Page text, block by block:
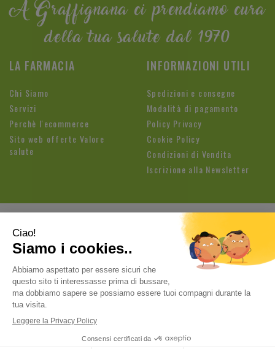
A Graffignana ci prendiamo cura
della tua salute dal 1970
LA FARMACIA
Chi Siamo
Servizi
Perchè l'ecommerce
Sito web offerte Valore
salute
INFORMAZIONI UTILI
Spedizioni e consegne
Modalità di pagamento
Policy Privacy
Cookie Policy
Condizioni di Vendita
Iscrizione alla Newsletter
Farmacia Fioroni di Brandolese Paolo
Cavallotti, 3 26813 Graffignana (LO) | Tel.: